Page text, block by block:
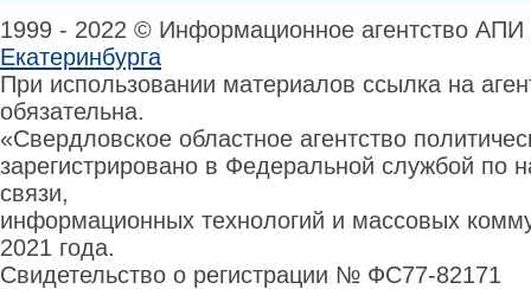
1999 - 2022 © Информационное агентство
Екатеринбурга
При использовании материалов ссылка на
обязательна.
«Свердловское областное агентство
зарегистрировано в Федеральной службой по
связи,
информационных технологий и массовых
2021 года.
Свидетельство о регистрации № ФС77-82171